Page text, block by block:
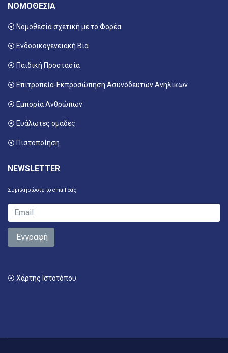
ΝΟΜΟΘΕΣΙΑ
⦿ Νομοθεσία σχετική με το Φορέα
⦿ Ενδοοικογενειακή Βία
⦿ Παιδική Προστασία
⦿ Επιτροπεία-Εκπροσώπηση Ασυνόδευτων Ανηλίκων
⦿ Εμπορία Ανθρώπων
⦿ Ευάλωτες ομάδες
⦿ Πιστοποίηση
NEWSLETTER
Συμπληρώστε το email σας
Εγγραφή
⦿ Χάρτης Ιστοτόπου